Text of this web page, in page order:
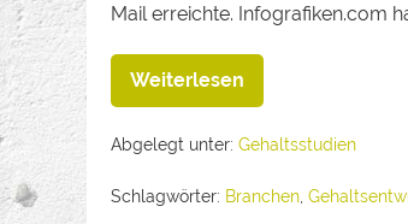
Mail erreichte. Infografiken.com
Weiterlesen
Abgelegt unter: Gehaltsstudien
Schlagwörter: Branchen